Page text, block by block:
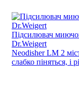
Підсилювач
Dr.Weigert
Neodisher LM 2
слабко піняться, і